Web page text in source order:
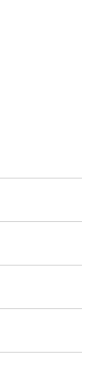
노래 합창,
의소리
2집2003)
전노협1집